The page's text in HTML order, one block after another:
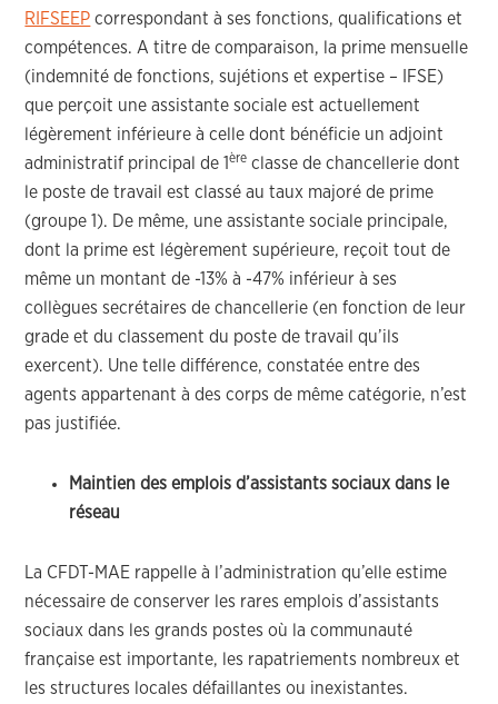
RIFSEEP correspondant à ses fonctions, qualifications et
compétences. A titre de comparaison, la prime mensuelle
(indemnité de fonctions, sujétions et expertise – IFSE)
que perçoit une assistante sociale est actuellement
légèrement inférieure à celle dont bénéficie un adjoint
administratif principal de 1ère classe de chancellerie dont
le poste de travail est classé au taux majoré de prime
(groupe 1). De même, une assistante sociale principale,
dont la prime est légèrement supérieure, reçoit tout de
même un montant de -13% à -47% inférieur à ses
collègues secrétaires de chancellerie (en fonction de leur
grade et du classement du poste de travail qu’ils
exercent). Une telle différence, constatée entre des
agents appartenant à des corps de même catégorie, n’est
pas justifiée.
Maintien des emplois d’assistants sociaux dans le
réseau
La CFDT-MAE rappelle à l’administration qu’elle estime
nécessaire de conserver les rares emplois d’assistants
sociaux dans les grands postes où la communauté
française est importante, les rapatriements nombreux et
les structures locales défaillantes ou inexistantes.